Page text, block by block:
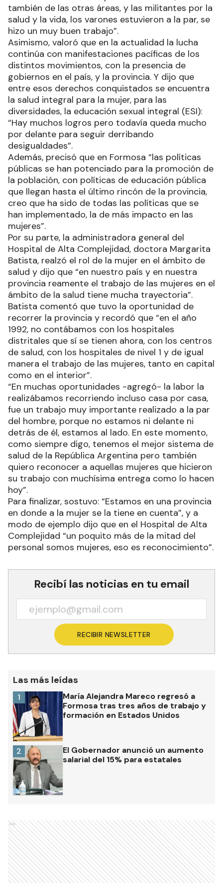
también de las otras áreas, y las militantes por la
salud y la vida, los varones estuvieron a la par, se
hizo un muy buen trabajo”.
Asimismo, valoró que en la actualidad la lucha
continúa con manifestaciones pacíficas de los
distintos movimientos, con la presencia de
gobiernos en el país, y la provincia. Y dijo que
entre esos derechos conquistados se encuentra
la salud integral para la mujer, para las
diversidades, la educación sexual integral (ESI):
“Hay muchos logros pero todavía queda mucho
por delante para seguir derribando
desigualdades”.
Además, precisó que en Formosa “las políticas
públicas se han potenciado para la promoción de
la población, con políticas de educación pública
que llegan hasta el último rincón de la provincia,
creo que ha sido de todas las políticas que se
han implementado, la de más impacto en las
mujeres”.
Por su parte, la administradora general del
Hospital de Alta Complejidad, doctora Margarita
Batista, realzó el rol de la mujer en el ámbito de
salud y dijo que “en nuestro país y en nuestra
provincia reamente el trabajo de las mujeres en el
ámbito de la salud tiene mucha trayectoria”.
Batista comentó que tuvo la oportunidad de
recorrer la provincia y recordó que “en el año
1992, no contábamos con los hospitales
distritales que sí se tienen ahora, con los centros
de salud, con los hospitales de nivel 1 y de igual
manera el trabajo de las mujeres, tanto en capital
como en el interior”.
“En muchas oportunidades -agregó- la labor la
realizábamos recorriendo incluso casa por casa,
fue un trabajo muy importante realizado a la par
del hombre, porque no estamos ni delante ni
detrás de él, estamos al lado. En este momento,
como siempre digo, tenemos el mejor sistema de
salud de la República Argentina pero también
quiero reconocer a aquellas mujeres que hicieron
su trabajo con muchísima entrega como lo hacen
hoy”.
Para finalizar, sostuvo: “Estamos en una provincia
en donde a la mujer se la tiene en cuenta”, y a
modo de ejemplo dijo que en el Hospital de Alta
Complejidad “un poquito más de la mitad del
personal somos mujeres, eso es reconocimiento”.
Recibí las noticias en tu email
RECIBIR NEWSLETTER
Las más leídas
María Alejandra Mareco regresó a
Formosa tras tres años de trabajo y
formación en Estados Unidos
1
El Gobernador anunció un aumento
salarial del 15% para estatales
2
Ads